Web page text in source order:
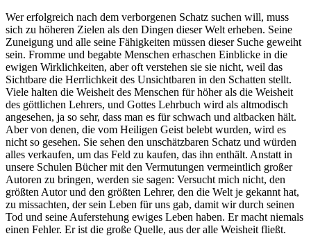
Wer erfolgreich nach dem verborgenen Schatz suchen will, muss
sich zu höheren Zielen als den Dingen dieser Welt erheben. Seine
Zuneigung und alle seine Fähigkeiten müssen dieser Suche geweiht
sein. Fromme und begabte Menschen erhaschen Einblicke in die
ewigen Wirklichkeiten, aber oft verstehen sie sie nicht, weil das
Sichtbare die Herrlichkeit des Unsichtbaren in den Schatten stellt.
Viele halten die Weisheit des Menschen für höher als die Weisheit
des göttlichen Lehrers, und Gottes Lehrbuch wird als altmodisch
angesehen, ja so sehr, dass man es für schwach und altbacken hält.
Aber von denen, die vom Heiligen Geist belebt wurden, wird es
nicht so gesehen. Sie sehen den unschätzbaren Schatz und würden
alles verkaufen, um das Feld zu kaufen, das ihn enthält. Anstatt in
unsere Schulen Bücher mit den Vermutungen vermeintlich großer
Autoren zu bringen, werden sie sagen: Versucht mich nicht, den
größten Autor und den größten Lehrer, den die Welt je gekannt hat,
zu missachten, der sein Leben für uns gab, damit wir durch seinen
Tod und seine Auferstehung ewiges Leben haben. Er macht niemals
einen Fehler. Er ist die große Quelle, aus der alle Weisheit fließt.